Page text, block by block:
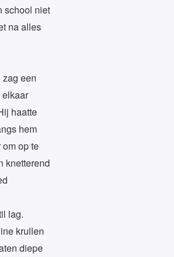
school niet
na alles
een
haatte
hem
op te
knetterend
lag.
krullen
diepe